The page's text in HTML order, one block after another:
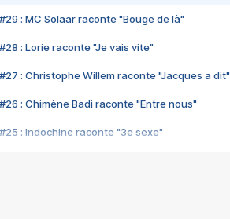
#29 : MC Solaar raconte "Bouge de là"
#28 : Lorie raconte "Je vais vite"
#27 : Christophe Willem raconte "Jacques a dit"
#26 : Chimène Badi raconte "Entre nous"
#25 : Indochine raconte "3e sexe"